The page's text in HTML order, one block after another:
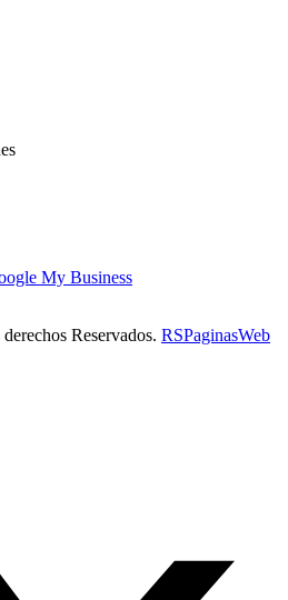
My Business
Reservados. RSPaginasWeb